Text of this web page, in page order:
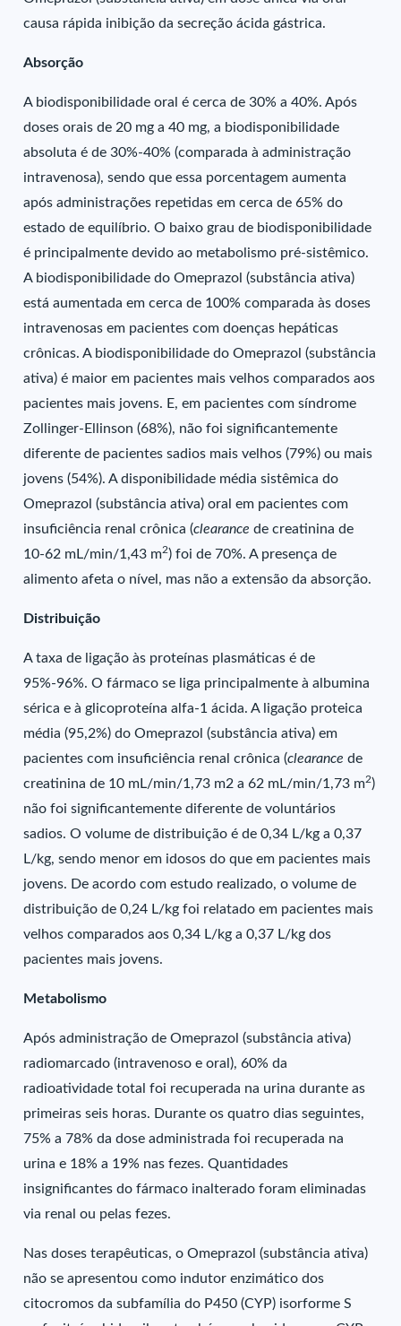
causa rápida inibição da secreção ácida gástrica.
Absorção
A biodisponibilidade oral é cerca de 30% a 40%. Após
doses orais de 20 mg a 40 mg, a biodisponibilidade
absoluta é de 30%-40% (comparada à administração
intravenosa), sendo que essa porcentagem aumenta
após administrações repetidas em cerca de 65% do
estado de equilíbrio. O baixo grau de biodisponibilidade
é principalmente devido ao metabolismo pré-sistêmico.
A biodisponibilidade do Omeprazol (substância ativa)
está aumentada em cerca de 100% comparada às doses
intravenosas em pacientes com doenças hepáticas
crônicas. A biodisponibilidade do Omeprazol (substância
ativa) é maior em pacientes mais velhos comparados aos
pacientes mais jovens. E, em pacientes com síndrome
Zollinger-Ellinson (68%), não foi significantemente
diferente de pacientes sadios mais velhos (79%) ou mais
jovens (54%). A disponibilidade média sistêmica do
Omeprazol (substância ativa) oral em pacientes com
insuficiência renal crônica (clearance de creatinina de
10-62 mL/min/1,43 m2) foi de 70%. A presença de
alimento afeta o nível, mas não a extensão da absorção.
Distribuição
A taxa de ligação às proteínas plasmáticas é de
95%-96%. O fármaco se liga principalmente à albumina
sérica e à glicoproteína alfa-1 ácida. A ligação proteica
média (95,2%) do Omeprazol (substância ativa) em
pacientes com insuficiência renal crônica (clearance de
creatinina de 10 mL/min/1,73 m2 a 62 mL/min/1,73 m2)
não foi significantemente diferente de voluntários
sadios. O volume de distribuição é de 0,34 L/kg a 0,37
L/kg, sendo menor em idosos do que em pacientes mais
jovens. De acordo com estudo realizado, o volume de
distribuição de 0,24 L/kg foi relatado em pacientes mais
velhos comparados aos 0,34 L/kg a 0,37 L/kg dos
pacientes mais jovens.
Metabolismo
Após administração de Omeprazol (substância ativa)
radiomarcado (intravenoso e oral), 60% da
radioatividade total foi recuperada na urina durante as
primeiras seis horas. Durante os quatro dias seguintes,
75% a 78% da dose administrada foi recuperada na
urina e 18% a 19% nas fezes. Quantidades
insignificantes do fármaco inalterado foram eliminadas
via renal ou pelas fezes.
Nas doses terapêuticas, o Omeprazol (substância ativa)
não se apresentou como indutor enzimático dos
citocromos da subfamília do P450 (CYP) isorforme S